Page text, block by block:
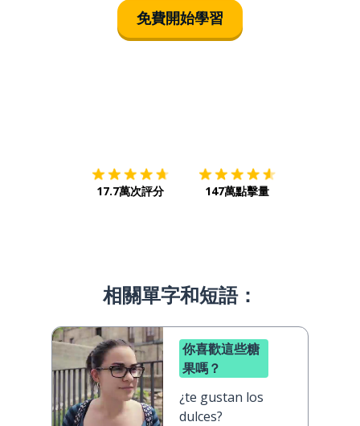
免費開始學習
17.7萬次評分 147萬點擊量
相關單字和短語：
你喜歡這些糖
果嗎？
¿te gustan los
dulces?